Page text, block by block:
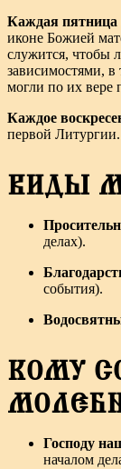
Каждая пятница
иконе Божией
служится, чтобы
зависимостями,
могли по их вере
Каждое
первой Литургии.
ВИДЫ
делах).
события).
КОМУ
Господу
началом